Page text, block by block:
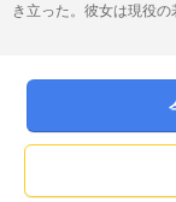
き立った。彼女は現役
なぜ殺されるような事
す、菊池直恵渾身の傑